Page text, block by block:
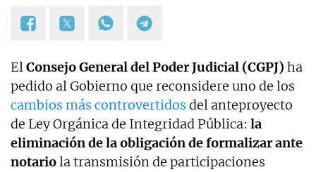
ElConsejo General del Poder Judicial (CGPJ) ha
pedido al Gobierno que reconsidere uno de los
cambios más controvertidos del anteproyecto
de Ley Orgánica de Integridad Pública: la
eliminación de la obligación de formalizar ante
notariola transmisión de participaciones